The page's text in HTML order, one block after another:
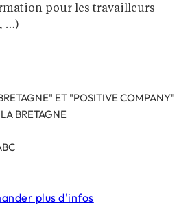
pour les travailleurs
…)
ET "POSITIVE COMPANY"
BRETAGNE
plus d'infos